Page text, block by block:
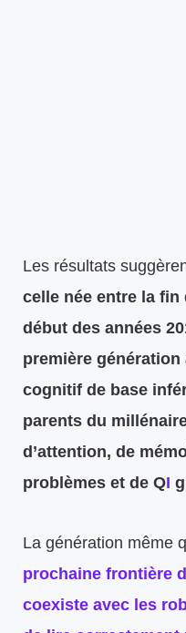
Les résultats
celle née entre la fin
début des années
première
cognitif de base
parents du
d’attention, de
problèmes et de QI
La génération même
prochaine frontière
coexiste avec les